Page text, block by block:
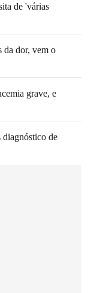
de 'várias
da dor, vem o
grave, e
diagnóstico de